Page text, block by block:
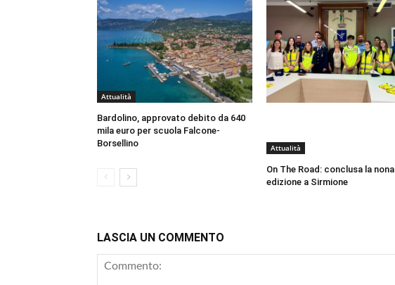
Attualità
Bardolino, approvato debito da 640
mila euro per scuola Falcone-
Borsellino
Attualità
On The Road: conclusa la nona
edizione a Sirmione
LASCIA UN COMMENTO